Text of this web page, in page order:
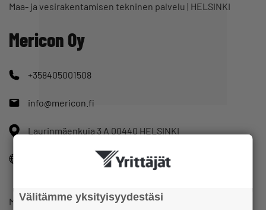
Maa- ja vesirakentamisen tekninen palvelu | HELSINKI
Mericon Oy
+358405001508
info@mericon.fi
Laurinmäenkuja 3 A 00440 HELSINKI
Maa- ja vesirakennusalan suunnittelu, konsultointi,
Välitämme yksityisyydestäsi